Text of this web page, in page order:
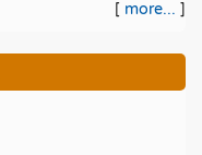
[ more... ]